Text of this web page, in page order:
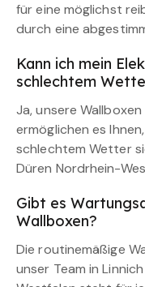
für eine möglichst
durch eine
Kann ich mein
schlechtem
Ja, unsere
ermöglichen es
schlechtem Wetter
Düren Nordrhein-
Gibt es
Wallboxen?
Die routinemäßige
unser Team in